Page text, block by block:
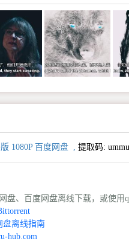
1080P 百度网盘 , 提取码:ummu
盘、百度网盘离线下载，或使用
盘离线指南
hub.com